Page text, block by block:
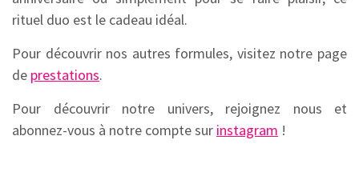
rituel duo est le cadeau idéal.
Pour découvrir nos autres formules, visitez notre page
de prestations.
Pour découvrir notre univers, rejoignez nous et
abonnez-vous à notre compte sur instagram !